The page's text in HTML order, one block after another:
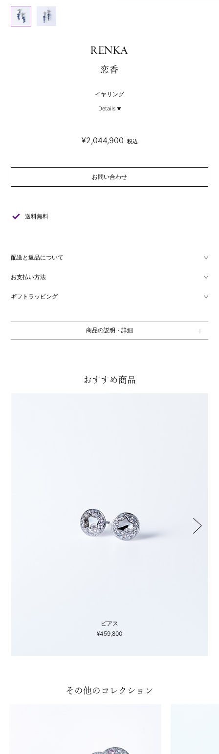
RENKA
恋香
イヤリング
Details
¥2,044,900 税込
お問い合わせ
check 送料無料
配送と返品について
お支払い方法
ギフトラッピング
商品の説明・詳細
おすすめ商品
ピアス
¥459,800
その他のコレクション